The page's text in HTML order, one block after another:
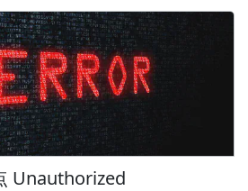
储元数据 功能特性 分布式追踪:
系统的调用链，支持跨服务追踪
之间的依赖关系，实时展示服务调
务的性能指标（延迟、吞吐量、错
日志与追踪数据关联，通过
告警机制: 支持基于指标的告警规
在开始部署之前，请确保满足以下
群: 版本 1.20+ 命名空间: 已创建
Unauthorized